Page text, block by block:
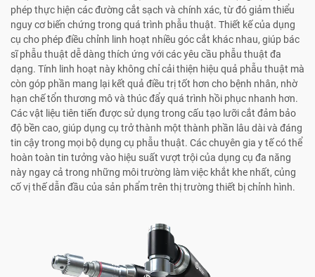
phép thực hiện các đường cắt sạch và chính xác, từ đó giảm thiểu
nguy cơ biến chứng trong quá trình phẫu thuật. Thiết kế của dụng
cụ cho phép điều chỉnh linh hoạt nhiều góc cắt khác nhau, giúp bác
sĩ phẫu thuật dễ dàng thích ứng với các yêu cầu phẫu thuật đa
dạng. Tính linh hoạt này không chỉ cải thiện hiệu quả phẫu thuật mà
còn góp phần mang lại kết quả điều trị tốt hơn cho bệnh nhân, nhờ
hạn chế tổn thương mô và thúc đẩy quá trình hồi phục nhanh hơn.
Các vật liệu tiên tiến được sử dụng trong cấu tạo lưỡi cắt đảm bảo
độ bền cao, giúp dụng cụ trở thành một thành phần lâu dài và đáng
tin cậy trong mọi bộ dụng cụ phẫu thuật. Các chuyên gia y tế có thể
hoàn toàn tin tưởng vào hiệu suất vượt trội của dụng cụ đa năng
này ngay cả trong những môi trường làm việc khắt khe nhất, củng
cố vị thế dẫn đầu của sản phẩm trên thị trường thiết bị chỉnh hình.